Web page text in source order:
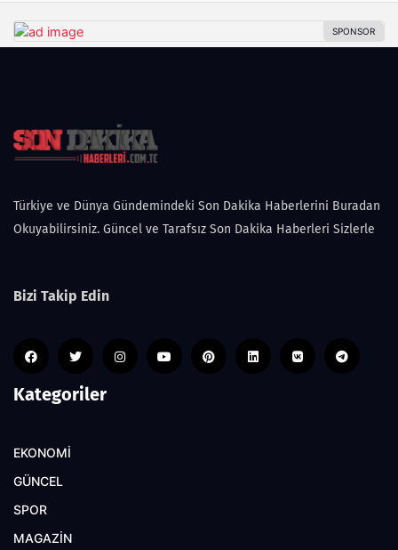
Türkiye ve Dünya Gündemindeki Son Dakika Haberlerini Buradan
Okuyabilirsiniz. Güncel ve Tarafsız Son Dakika Haberleri Sizlerle
Bizi Takip Edin
Kategoriler
EKONOMİ
GÜNCEL
SPOR
MAGAZİN